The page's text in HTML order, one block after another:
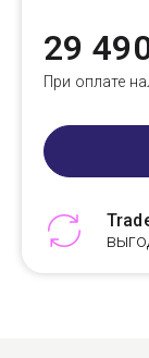
29
При оплате